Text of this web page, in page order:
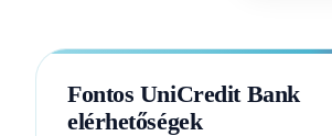
Fontos UniCredit Bank
elérhetőségek